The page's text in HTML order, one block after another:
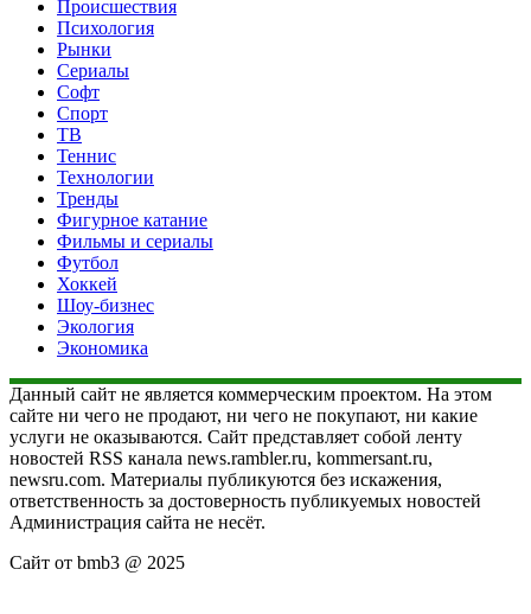
Происшествия
Психология
Рынки
Сериалы
Софт
Спорт
ТВ
Теннис
Технологии
Тренды
Фигурное катание
Фильмы и сериалы
Футбол
Хоккей
Шоу-бизнес
Экология
Экономика
Данный сайт не является коммерческим проектом. На этом
сайте ни чего не продают, ни чего не покупают, ни какие
услуги не оказываются. Сайт представляет собой ленту
новостей RSS канала news.rambler.ru, kommersant.ru,
newsru.com. Материалы публикуются без искажения,
ответственность за достоверность публикуемых новостей
Администрация сайта не несёт.
Сайт от bmb3 @ 2025